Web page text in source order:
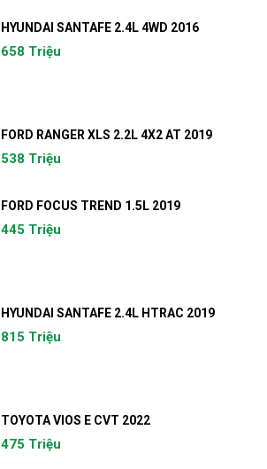
HYUNDAI SANTAFE 2.4L 4WD 2016
658 Triệu
FORD RANGER XLS 2.2L 4X2 AT 2019
538 Triệu
FORD FOCUS TREND 1.5L 2019
445 Triệu
HYUNDAI SANTAFE 2.4L HTRAC 2019
815 Triệu
TOYOTA VIOS E CVT 2022
475 Triệu